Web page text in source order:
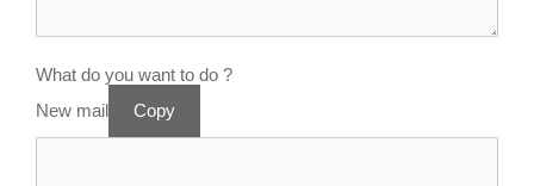
What do you want to do ?
New mail
Copy